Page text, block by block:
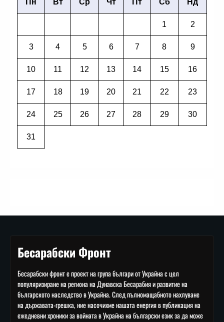
Пн Вт Ср Чт Пт Сб Нд
1 2
3 4 5 6 7 8 9
10 11 12 13 14 15 16
17 18 19 20 21 22 23
24 25 26 27 28 29 30
31
Бесарабски Фронт
Бесарабски фронт е проект на група българи от Украйна с цел
популяризиране на региона на Дунавска Бесарабия и развитие на
българското наследство в Украйна. След пълномащабното нахлуване
на държавата-грешка, ние насочихме нашата енергия в публикация на
ежедневни хроники за войната в Украйна на български език за да може